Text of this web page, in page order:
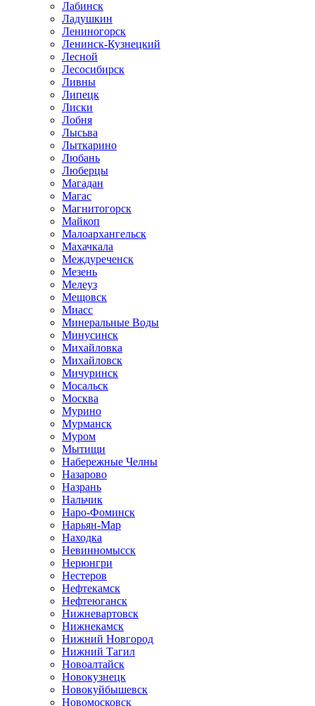
Лабинск
Ладушкин
Лениногорск
Ленинск-Кузнецкий
Лесной
Лесосибирск
Ливны
Липецк
Лиски
Лобня
Лысьва
Лыткарино
Любань
Люберцы
Магадан
Магас
Магнитогорск
Майкоп
Малоархангельск
Махачкала
Междуреченск
Мезень
Мелеуз
Мещовск
Миасс
Минеральные Воды
Минусинск
Михайловка
Михайловск
Мичуринск
Мосальск
Москва
Мурино
Мурманск
Муром
Мытищи
Набережные Челны
Назарово
Назрань
Нальчик
Наро-Фоминск
Нарьян-Мар
Находка
Невинномысск
Нерюнгри
Нестеров
Нефтекамск
Нефтеюганск
Нижневартовск
Нижнекамск
Нижний Новгород
Нижний Тагил
Новоалтайск
Новокузнецк
Новокуйбышевск
Новомосковск